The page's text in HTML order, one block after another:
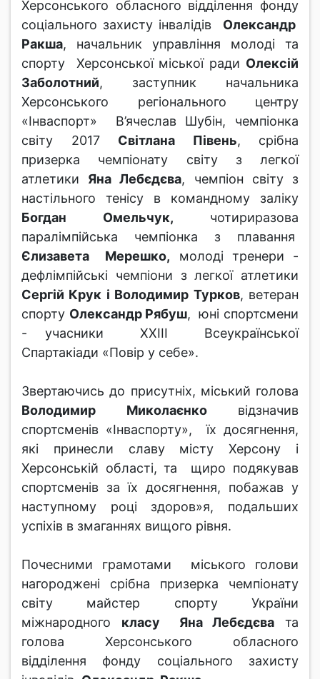
Херсонського обласного відділення фонду
соціального захисту інвалідів Олександр
Ракша, начальник управління молоді та
спорту Херсонської міської ради Олексій
Заболотний, заступник начальника
Херсонського регіонального центру
«Інваспорт» В’ячеслав Шубін, чемпіонка
світу 2017 Світлана Півень, срібна
призерка чемпіонату світу з легкої
атлетики Яна Лебєдєва, чемпіон світу з
настільного тенісу в командному заліку
Богдан Омельчук, чотириразова
паралімпійська чемпіонка з плавання
Єлизавета Мерешко, молоді тренери -
дефлімпійські чемпіони з легкої атлетики
Сергій Крук і Володимир Турков, ветеран
спорту Олександр Рябуш, юні спортсмени
- учасники ХХІІІ Всеукраїнської
Спартакіади «Повір у себе».
Звертаючись до присутніх, міський голова
Володимир Миколаєнковідзначив
спортсменів «Інваспорту», їх досягнення,
які принесли славу місту Херсону і
Херсонській області, та щиро подякував
спортсменів за їх досягнення, побажав у
наступному році здоров»я, подальших
успіхів в змаганнях вищого рівня.
Почесними грамотами міського голови
нагороджені срібна призерка чемпіонату
світу майстер спорту України
міжнародного класу Яна Лебєдєва та
голова Херсонського обласного
відділення фонду соціального захисту